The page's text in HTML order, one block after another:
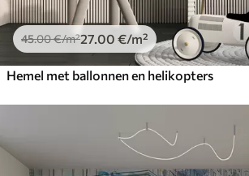
45.00€/m²27.00 €/m²
Hemel met ballonnen en helikopters